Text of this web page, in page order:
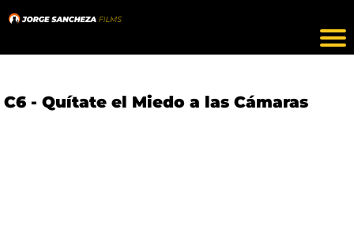
C6 - Quítate el Miedo a las Cámaras